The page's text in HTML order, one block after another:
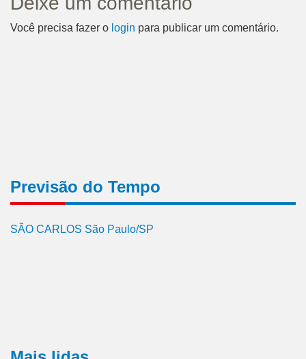
Você precisa fazer o login para publicar um comentário.
Previsão do Tempo
SÃO CARLOS São Paulo/SP